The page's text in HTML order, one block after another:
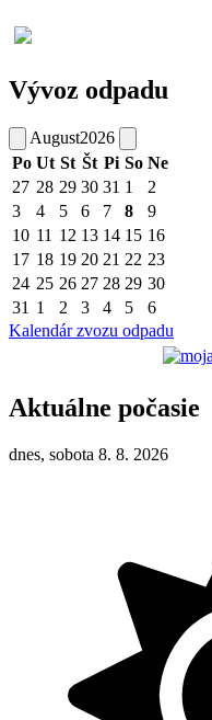
Vývoz odpadu
August2026
Po Ut St Št Pi So Ne
27 28 29 30 31 1
2
3
4 5 6 7 8
9
10 11 12 13 14 15 16
17 18 19 20 21 22 23
24 25 26 27 28 29 30
31 1 2 3 4 5
6
Kalendár zvozu odpadu
Aktuálne počasie
dnes, sobota 8. 8. 2026